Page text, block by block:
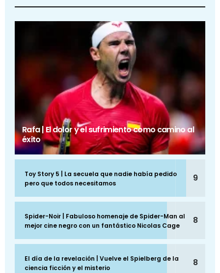
Rafa | El dolor y el sufrimiento como camino al
éxito
Toy Story 5 | La secuela que nadie había pedido
pero que todos necesitamos
9
Spider-Noir | Fabuloso homenaje de Spider-Man al
mejor cine negro con un fantástico Nicolas Cage
8
El día de la revelación | Vuelve el Spielberg de la
ciencia ficción y el misterio
8